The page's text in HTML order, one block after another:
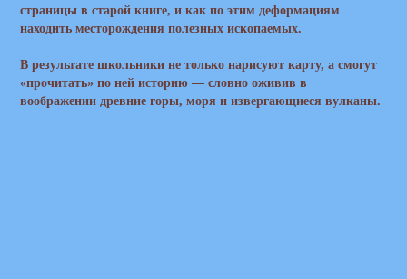
страницы в старой книге, и как по этим деформациям
находить месторождения полезных ископаемых.
В результате школьники не только нарисуют карту, а смогут
«прочитать» по ней историю — словно оживив в
воображении древние горы, моря и извергающиеся вулканы.